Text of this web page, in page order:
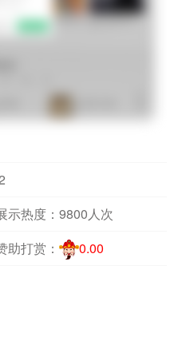
示热度： 9800人次
助打赏： 0.00